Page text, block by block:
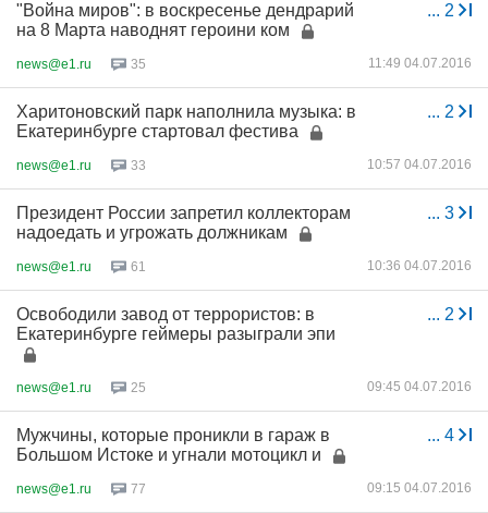
... 2
"Война миров": в воскресенье дендрарий
на 8 Марта наводнят героини ком
news@e1.ru 35 11:49 04.07.2016
... 2
Харитоновский парк наполнила музыка: в
Екатеринбурге стартовал фестива
news@e1.ru 33 10:57 04.07.2016
... 3
Президент России запретил коллекторам
надоедать и угрожать должникам
news@e1.ru 61 10:36 04.07.2016
... 2
Освободили завод от террористов: в
Екатеринбурге геймеры разыграли эпи
news@e1.ru 25 09:45 04.07.2016
... 4
Мужчины, которые проникли в гараж в
Большом Истоке и угнали мотоцикл и
news@e1.ru 77 09:15 04.07.2016